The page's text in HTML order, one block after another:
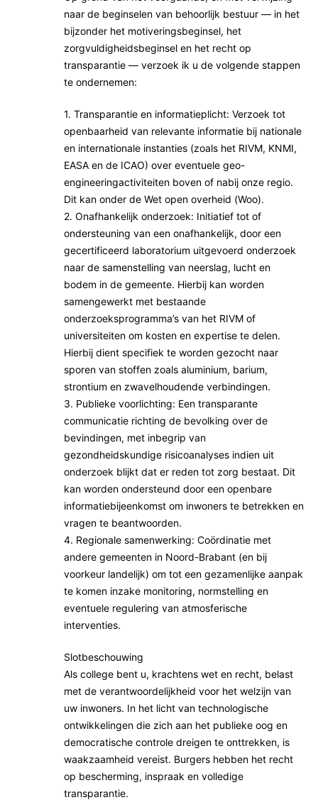
naar de beginselen van behoorlijk bestuur — in het
bijzonder het motiveringsbeginsel, het
zorgvuldigheidsbeginsel en het recht op
transparantie — verzoek ik u de volgende stappen
te ondernemen:
1. Transparantie en informatieplicht: Verzoek tot
openbaarheid van relevante informatie bij nationale
en internationale instanties (zoals het RIVM, KNMI,
EASA en de ICAO) over eventuele geo-
engineeringactiviteiten boven of nabij onze regio.
Dit kan onder de Wet open overheid (Woo).
2. Onafhankelijk onderzoek: Initiatief tot of
ondersteuning van een onafhankelijk, door een
gecertificeerd laboratorium uitgevoerd onderzoek
naar de samenstelling van neerslag, lucht en
bodem in de gemeente. Hierbij kan worden
samengewerkt met bestaande
onderzoeksprogramma’s van het RIVM of
universiteiten om kosten en expertise te delen.
Hierbij dient specifiek te worden gezocht naar
sporen van stoffen zoals aluminium, barium,
strontium en zwavelhoudende verbindingen.
3. Publieke voorlichting: Een transparante
communicatie richting de bevolking over de
bevindingen, met inbegrip van
gezondheidskundige risicoanalyses indien uit
onderzoek blijkt dat er reden tot zorg bestaat. Dit
kan worden ondersteund door een openbare
informatiebijeenkomst om inwoners te betrekken en
vragen te beantwoorden.
4. Regionale samenwerking: Coördinatie met
andere gemeenten in Noord-Brabant (en bij
voorkeur landelijk) om tot een gezamenlijke aanpak
te komen inzake monitoring, normstelling en
eventuele regulering van atmosferische
interventies.
Slotbeschouwing
Als college bent u, krachtens wet en recht, belast
met de verantwoordelijkheid voor het welzijn van
uw inwoners. In het licht van technologische
ontwikkelingen die zich aan het publieke oog en
democratische controle dreigen te onttrekken, is
waakzaamheid vereist. Burgers hebben het recht
op bescherming, inspraak en volledige
transparantie.